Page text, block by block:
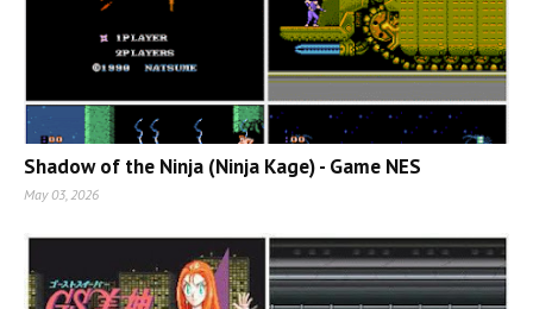
Shadow of the Ninja (Ninja Kage) - Game NES
May 03, 2026